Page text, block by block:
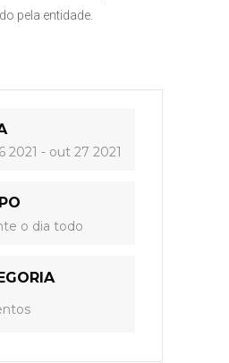
pela entidade.
2021 - out 27 2021
o dia todo